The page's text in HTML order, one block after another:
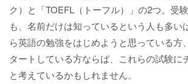
ク）と「TOEFL（トーフル）」の2つ。受
も、名前だけは知っているという人も多い
ら英語の勉強をはじめようと思っている方
タートしている方ならば、これらの試験に
と考えているかもしれません。